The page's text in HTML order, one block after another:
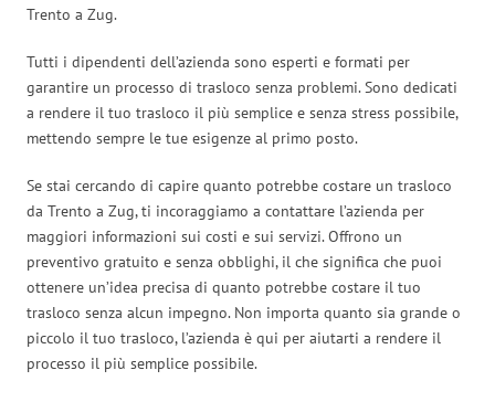
Trento a Zug.
Tutti i dipendenti dell’azienda sono esperti e formati per
garantire un processo di trasloco senza problemi. Sono dedicati
a rendere il tuo trasloco il più semplice e senza stress possibile,
mettendo sempre le tue esigenze al primo posto.
Se stai cercando di capire quanto potrebbe costare un trasloco
da Trento a Zug, ti incoraggiamo a contattare l’azienda per
maggiori informazioni sui costi e sui servizi. Offrono un
preventivo gratuito e senza obblighi, il che significa che puoi
ottenere un’idea precisa di quanto potrebbe costare il tuo
trasloco senza alcun impegno. Non importa quanto sia grande o
piccolo il tuo trasloco, l’azienda è qui per aiutarti a rendere il
processo il più semplice possibile.